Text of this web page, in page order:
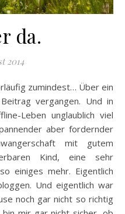
da.
2014
vergangen. Und in
Leben unglaublich viel
aber fordernder
mit gutem
Kind, eine sehr
einiges mehr. Eigentlich
Und eigentlich war
noch gar nicht so richtig